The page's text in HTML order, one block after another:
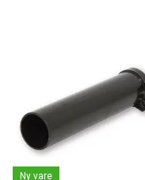
Ny vare